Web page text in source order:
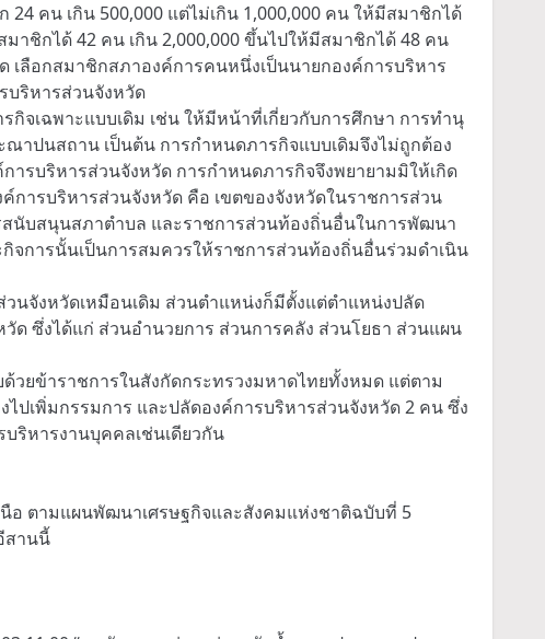
คน เกิน 500,000 แต่ไม่เกิน 1,000,000 คน ให้มีสมาชิกได้
มาชิกได้ 42 คน เกิน 2,000,000 ขึ้นไปให้มีสมาชิกได้ 48 คน
เลือกสมาชิกสภาองค์การคนหนึ่งเป็นนายกองค์การบริหาร
บริหารส่วนจังหวัด
จเฉพาะแบบเดิม เช่น ให้มีหน้าที่เกี่ยวกับการศึกษา การทำนุ
าปนสถาน เป็นต้น การกำหนดภารกิจแบบเดิมจึงไม่ถูกต้อง
รบริหารส่วนจังหวัด การกำหนดภารกิจจึงพยายามมิให้เกิด
การบริหารส่วนจังหวัด คือ เขตของจังหวัดในราชการส่วน
นับสนุนสภาตำบล และราชการส่วนท้องถิ่นอื่นในการพัฒนา
การนั้นเป็นการสมควรให้ราชการส่วนท้องถิ่นอื่นร่วมดำเนิน
นจังหวัดเหมือนเดิม ส่วนตำแหน่งก็มีตั้งแต่ตำแหน่งปลัด
ด ซึ่งได้แก่ ส่วนอำนวยการ ส่วนการคลัง ส่วนโยธา ส่วนแผน
วยข้าราชการในสังกัดกระทรวงมหาดไทยทั้งหมด แต่ตาม
ปเพิ่มกรรมการ และปลัดองค์การบริหารส่วนจังหวัด 2 คน ซึ่ง
ริหารงานบุคคลเช่นเดียวกัน
อ ตามแผนพัฒนาเศรษฐกิจและสังคมแห่งชาติฉบับที่ 5
สานนี้